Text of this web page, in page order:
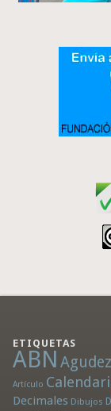
ETIQUETAS
ABN
Artículo
Decimales Dibujos